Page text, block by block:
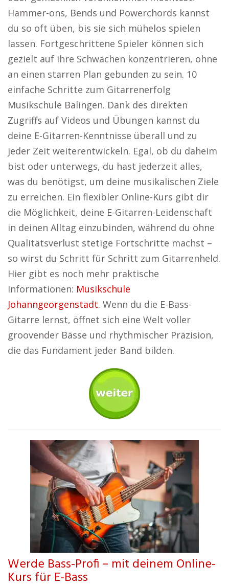
Hammer-ons, Bends und Powerchords kannst
du so oft üben, bis sie sich mühelos spielen
lassen. Fortgeschrittene Spieler können sich
gezielt auf ihre Schwächen konzentrieren, ohne
an einen starren Plan gebunden zu sein. 10
einfache Schritte zum Gitarrenerfolg
Musikschule Balingen. Dank des direkten
Zugriffs auf Videos und Übungen kannst du
deine E-Gitarren-Kenntnisse überall und zu
jeder Zeit weiterentwickeln. Egal, ob du daheim
bist oder unterwegs, du hast jederzeit alles,
was du benötigst, um deine musikalischen Ziele
zu erreichen. Ein flexibler Online-Kurs gibt dir
die Möglichkeit, deine E-Gitarren-Leidenschaft
in deinen Alltag einzubinden, während du ohne
Qualitätsverlust stetige Fortschritte machst –
so wirst du Schritt für Schritt zum Gitarrenheld.
Hier gibt es noch mehr praktische
Informationen: Musikschule
Johanngeorgenstadt. Wenn du die E-Bass-
Gitarre lernst, öffnet sich eine Welt voller
groovender Bässe und rhythmischer Präzision,
die das Fundament jeder Band bilden.
Werde Bass-Profi – mit deinem Online-
Kurs für E-Bass